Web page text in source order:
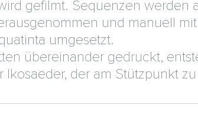
gefilmt. Sequenzen werden
und manuell
umgesetzt.
übereinander gedruckt,
Ikosaeder, der am Stützpunkt